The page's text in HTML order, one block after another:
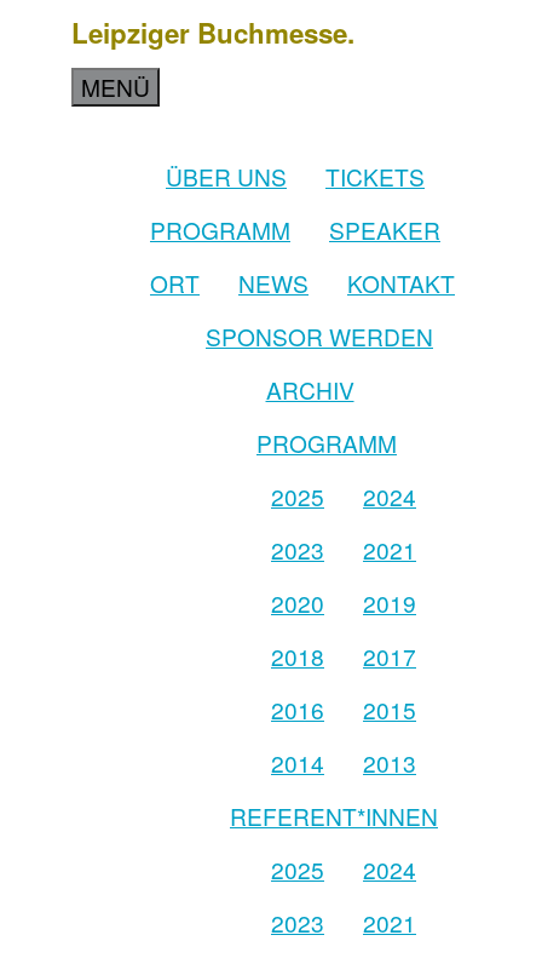
Leipziger Buchmesse.
MENÜ
ÜBER UNS
TICKETS
PROGRAMM
SPEAKER
ORT
NEWS
KONTAKT
SPONSOR WERDEN
ARCHIV
PROGRAMM
2025
2024
2023
2021
2020
2019
2018
2017
2016
2015
2014
2013
REFERENT*INNEN
2025
2024
2023
2021